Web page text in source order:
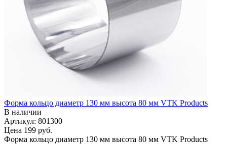
Форма кольцо диаметр 130 мм высота 80 мм VTK Products
В наличии
Артикул: 801300
Цена 199 руб.
Форма кольцо диаметр 130 мм высота 80 мм VTK Products